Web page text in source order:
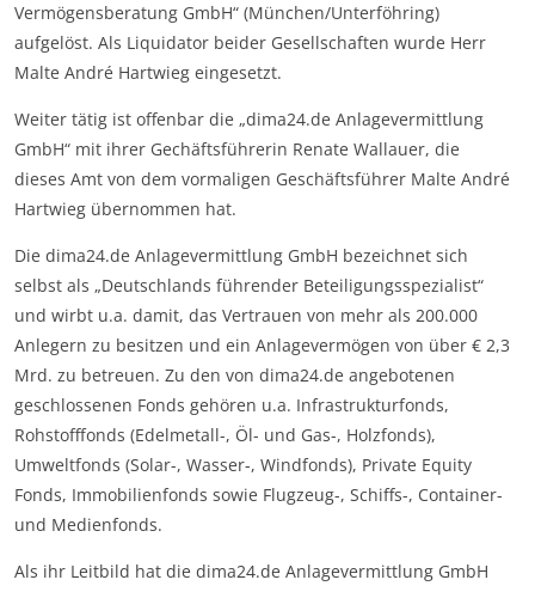
Vermögensberatung GmbH“ (München/Unterföhring)
aufgelöst. Als Liquidator beider Gesellschaften wurde Herr
Malte André Hartwieg eingesetzt.
Weiter tätig ist offenbar die „dima24.de Anlagevermittlung
GmbH“ mit ihrer Gechäftsführerin Renate Wallauer, die
dieses Amt von dem vormaligen Geschäftsführer Malte André
Hartwieg übernommen hat.
Die dima24.de Anlagevermittlung GmbH bezeichnet sich
selbst als „Deutschlands führender Beteiligungsspezialist“
und wirbt u.a. damit, das Vertrauen von mehr als 200.000
Anlegern zu besitzen und ein Anlagevermögen von über € 2,3
Mrd. zu betreuen. Zu den von dima24.de angebotenen
geschlossenen Fonds gehören u.a. Infrastrukturfonds,
Rohstofffonds (Edelmetall-, Öl- und Gas-, Holzfonds),
Umweltfonds (Solar-, Wasser-, Windfonds), Private Equity
Fonds, Immobilienfonds sowie Flugzeug-, Schiffs-, Container-
und Medienfonds.
Als ihr Leitbild hat die dima24.de Anlagevermittlung GmbH